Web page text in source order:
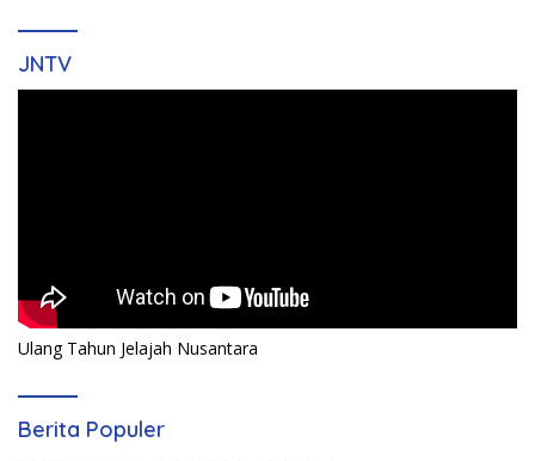
JNTV
Ulang Tahun Jelajah Nusantara
Berita Populer